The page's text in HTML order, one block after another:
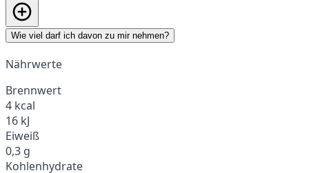
Wie viel darf ich davon zu mir nehmen?
Nährwerte
Brennwert
4 kcal
16 kJ
Eiweiß
0,3 g
Kohlenhydrate